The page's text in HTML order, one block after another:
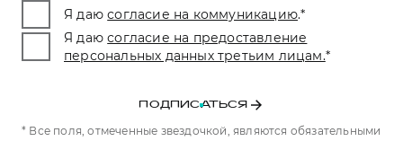
Я даю согласие на коммуникацию.*
Я даю согласие на предоставление
персональных данных третьим лицам.*
ПОДПИСАТЬСЯ
* Все поля, отмеченные звездочкой, являются обязательными